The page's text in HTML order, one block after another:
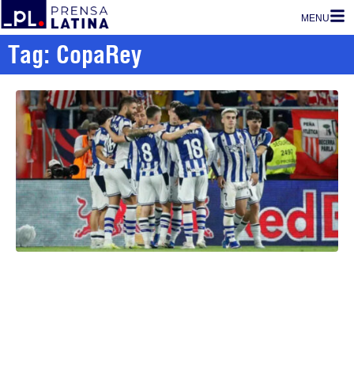
MENU
Tag: CopaRey